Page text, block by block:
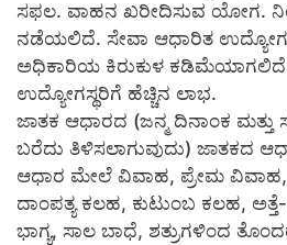
ಸಫಲ. ವಾಹನ ಖರೀದಿಸುವ ಯೋಗ.
ನಡೆಯಲಿದೆ. ಸೇವಾ ಆಧಾರಿತ ಉದ್ಯೋಗ
ಅಧಿಕಾರಿಯ ಕಿರುಕುಳ
ಉದ್ಯೋಗಸ್ಥರಿಗೆ ಹೆಚ್ಚಿನ ಲಾಭ.
ಜಾತಕ ಆಧಾರದ (ಜನ್ಮ ದಿನಾಂಕ
ಬರೆದು ತಿಳಿಸಲಾಗುವುದು) ಜಾತಕದ
ಆಧಾರ ಮೇಲೆ ವಿವಾಹ, ಪ್ರೇಮ
ದಾಂಪತ್ಯ ಕಲಹ, ಕುಟುಂಬ ಕಲಹ,
ಭಾಗ್ಯ, ಸಾಲ ಬಾಧೆ, ಶತ್ರುಗಳಿಂದ